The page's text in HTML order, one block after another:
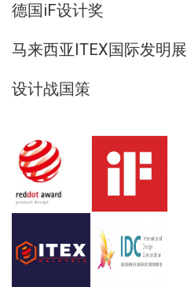
德国iF设计奖
马来西亚ITEX国际发明展
设计战国策